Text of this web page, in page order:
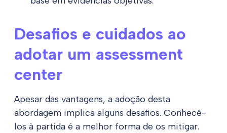
Desafios e cuidados ao
adotar um assessment
center
Apesar das vantagens, a adoção desta
abordagem implica alguns desafios. Conhecê-
los à partida é a melhor forma de os mitigar.